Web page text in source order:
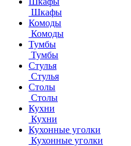
Шкафы
Комоды
Комоды
Тумбы
Тумбы
Стулья
Стулья
Столы
Столы
Кухни
Кухни
Кухонные уголки
Кухонные уголки